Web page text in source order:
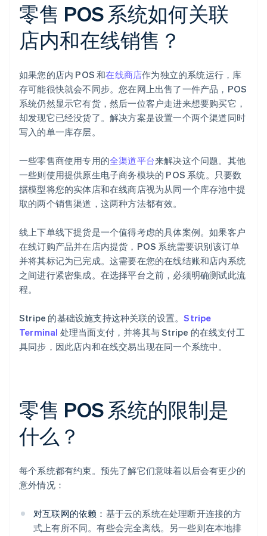
零售 POS 系统如何关联
店内和在线销售？
如果您的店内 POS 和在线商店作为独立的系统运行，库
存可能很快就会不同步。您在网上出售了一件产品，POS
系统仍然显示它有货，然后一位客户走进来想要购买它，
却发现它已经没货了。解决方案是设置一个两个渠道同时
写入的单一库存层。
一些零售商使用专用的全渠道平台来解决这个问题。其他
一些则使用提供原生电子商务模块的 POS 系统。只要数
据模型将您的实体店和在线商店视为从同一个库存池中提
取的两个销售渠道，这两种方法都有效。
线上下单线下提货是一个值得考虑的具体案例。如果客户
在线订购产品并在店内提货，POS 系统需要识别该订单
并将其标记为已完成。这需要在您的在线结账和店内系统
之间进行紧密集成。在选择平台之前，必须明确测试此流
程。
Stripe 的基础设施支持这种关联的设置。Stripe
Terminal 处理当面支付，并将其与 Stripe 的在线支付工
具同步，因此店内和在线交易出现在同一个系统中。
零售 POS 系统的限制是
什么？
每个系统都有约束。预先了解它们意味着以后会有更少的
意外情况：
对互联网的依赖： 基于云的系统在处理断开连接的方
式上有所不同。有些会完全离线。另一些则在本地排